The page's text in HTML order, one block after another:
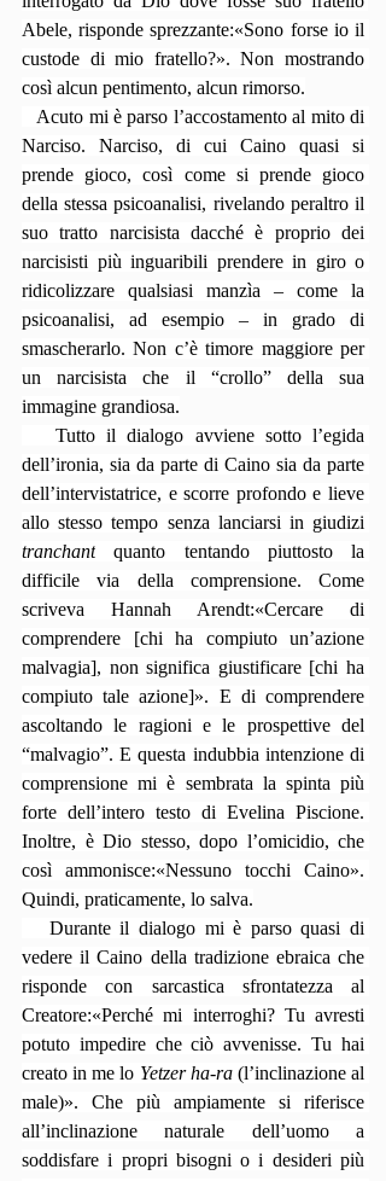
Abele, risponde sprezzante:«Sono forse io il
custode di mio fratello?». Non mostrando
così alcun pentimento, alcun rimorso.
Acuto mi è parso l’accostamento al mito di
Narciso. Narciso, di cui Caino quasi si
prende gioco, così come si prende gioco
della stessa psicoanalisi, rivelando peraltro il
suo tratto narcisista dacché è proprio dei
narcisisti più inguaribili prendere in giro o
ridicolizzare qualsiasi manzìa – come la
psicoanalisi, ad esempio – in grado di
smascherarlo. Non c’è timore maggiore per
un narcisista che il “crollo” della sua
immagine grandiosa.
Tutto il dialogo avviene sotto l’egida
dell’ironia, sia da parte di Caino sia da parte
dell’intervistatrice, e scorre profondo e lieve
tranchant quanto tentando piuttosto la
difficile via della comprensione. Come
scriveva Hannah Arendt:«Cercare di
comprendere [chi ha compiuto un’azione
malvagia], non significa giustificare [chi ha
compiuto tale azione]». E di comprendere
ascoltando le ragioni e le prospettive del
“malvagio”. E questa indubbia intenzione di
comprensione mi è sembrata la spinta più
forte dell’intero testo di Evelina Piscione.
Inoltre, è Dio stesso, dopo l’omicidio, che
così ammonisce:«Nessuno tocchi Caino».
Quindi, praticamente, lo salva.
Durante il dialogo mi è parso quasi di
vedere il Caino della tradizione ebraica che
risponde con sarcastica sfrontatezza al
Creatore:«Perché mi interroghi? Tu avresti
potuto impedire che ciò avvenisse. Tu hai
creato in me lo Yetzer ha-ra (l’inclinazione al
male)». Che più ampiamente si riferisce
all’inclinazione naturale dell’uomo a
soddisfare i propri bisogni o i desideri più